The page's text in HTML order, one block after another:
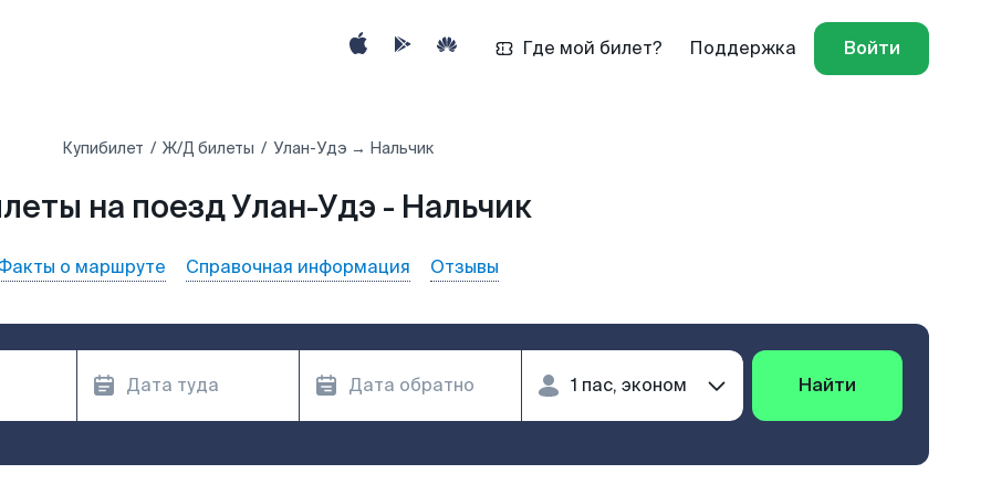
Где мой билет? Поддержка Войти
Купибилет Ж/Д билеты Улан-Удэ → Нальчик
на поезд Улан-Удэ - Нальчик
о маршруте Справочная информация Отзывы
Найти